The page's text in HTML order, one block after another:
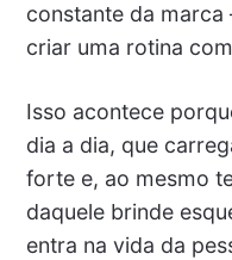
constante da marca
criar uma rotina
Isso acontece
dia a dia, que
forte e, ao mesmo
daquele brinde
entra na vida da